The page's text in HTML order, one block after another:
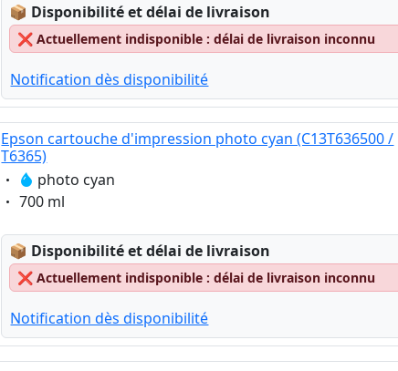
📦 Lagerstatus:
Disponibilité et délai de livraison
❌ Actuellement indisponible : délai de livraison inconnu
Notification dès disponibilité
Epson cartouche d'impression photo cyan (C13T636500 /
T6365)
Eigenschaft:
photo cyan
Eigenschaft:
700 ml
📦 Lagerstatus:
Disponibilité et délai de livraison
❌ Actuellement indisponible : délai de livraison inconnu
Notification dès disponibilité